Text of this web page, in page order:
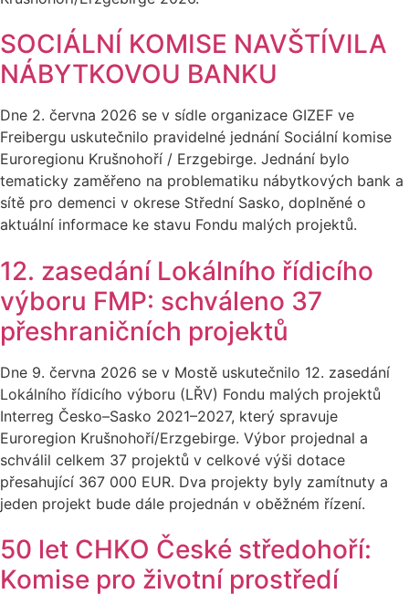
SOCIÁLNÍ KOMISE NAVŠTÍVILA
NÁBYTKOVOU BANKU
Dne 2. června 2026 se v sídle organizace GIZEF ve
Freibergu uskutečnilo pravidelné jednání Sociální komise
Euroregionu Krušnohoří / Erzgebirge. Jednání bylo
tematicky zaměřeno na problematiku nábytkových bank a
sítě pro demenci v okrese Střední Sasko, doplněné o
aktuální informace ke stavu Fondu malých projektů.
12. zasedání Lokálního řídicího
výboru FMP: schváleno 37
přeshraničních projektů
Dne 9. června 2026 se v Mostě uskutečnilo 12. zasedání
Lokálního řídicího výboru (LŘV) Fondu malých projektů
Interreg Česko–Sasko 2021–2027, který spravuje
Euroregion Krušnohoří/Erzgebirge. Výbor projednal a
schválil celkem 37 projektů v celkové výši dotace
přesahující 367 000 EUR. Dva projekty byly zamítnuty a
jeden projekt bude dále projednán v oběžném řízení.
50 let CHKO České středohoří:
Komise pro životní prostředí